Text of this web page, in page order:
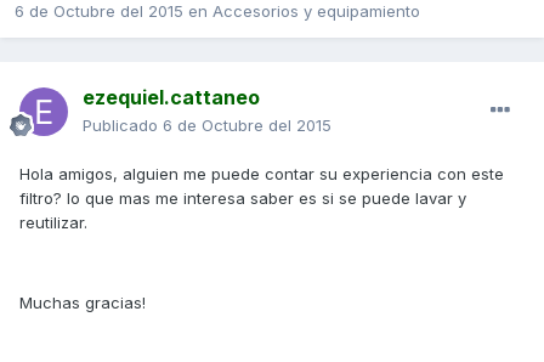
6 de Octubre del 2015 en Accesorios y equipamiento
ezequiel.cattaneo
Publicado 6 de Octubre del 2015
Hola amigos, alguien me puede contar su experiencia con este
filtro? lo que mas me interesa saber es si se puede lavar y
reutilizar.
Muchas gracias!